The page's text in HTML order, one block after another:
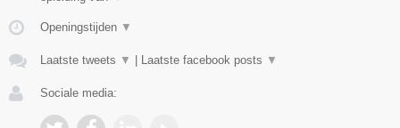
Openingstijden ▼
Laatste tweets ▼ Laatste facebook posts ▼
Sociale media: